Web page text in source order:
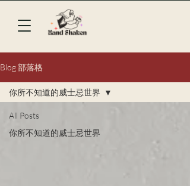
Blog 部落格
All Posts
你所不知道的威士忌世界
你所不知道的威士忌世界